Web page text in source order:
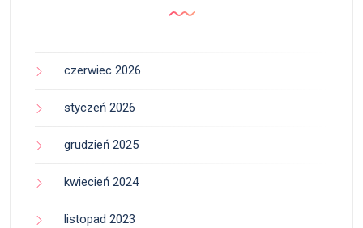
czerwiec 2026
styczeń 2026
grudzień 2025
kwiecień 2024
listopad 2023